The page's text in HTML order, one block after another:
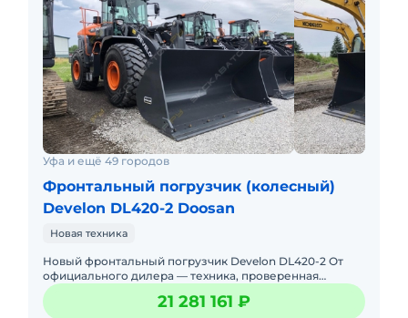
Уфа и ещё 49 городов
Фронтальный погрузчик (колесный)
Develon DL420-2 Doosan
Новая техника
Новый фронтальный погрузчик Develon DL420-2 От
официального дилера — техника, проверенная
временем, с гарантиями и полным обслуживанием!
Производство: Южна21 281 161 ₽